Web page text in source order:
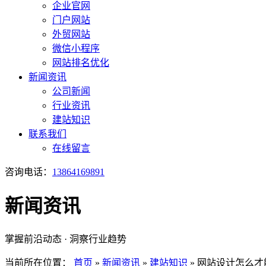
企业官网
门户网站
外贸网站
微信小程序
网站排名优化
新闻资讯
公司新闻
行业资讯
建站知识
联系我们
在线留言
咨询电话： 13864169891
新闻资讯
掌握前沿动态 · 洞察行业趋势
当前所在位置： 首页 » 新闻资讯 » 建站知识 » 网站设计怎么